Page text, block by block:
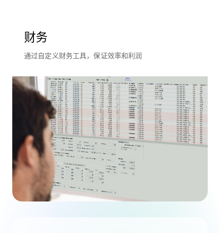
财务
通过自定义财务工具，保证效率和利润